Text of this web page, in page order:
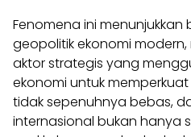
Fenomena ini
geopolitik ekonomi
aktor strategis yang
ekonomi untuk
tidak sepenuhnya bebas,
internasional bukan hanya